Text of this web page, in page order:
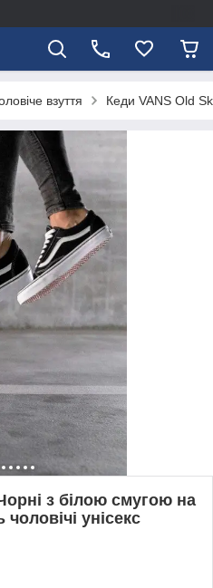
взуття Кеди VANS Old
з білою смугою на
чоловічі унісекс